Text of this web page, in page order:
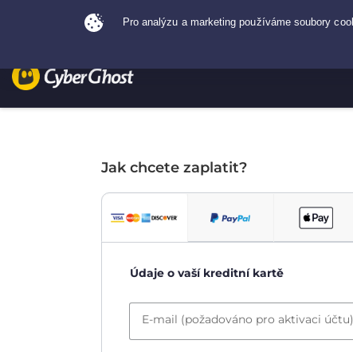
Jak chcete zaplatit?
Údaje o vaší kreditní kartě
E-mail (požadováno pro aktivaci účtu)